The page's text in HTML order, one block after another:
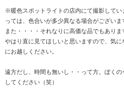
※暖色スポットライトの店内にて撮影してい
っては、色合いが多少異なる場合がございま
また・・・・それなりに高価な品でもあり
やはり直に見てほしいと思いますので、気
にお越しください。
遠方だし、時間も無いし・・って方。ぼく
してください（笑）